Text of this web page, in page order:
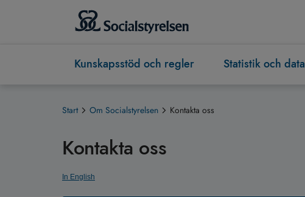
Kunskapsstöd och regler Statistik och data
Start Om Socialstyrelsen Kontakta oss
Kontakta oss
In English